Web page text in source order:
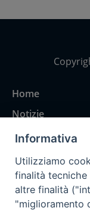
Home
Notizie
Rubriche
Chi siamo
Come abbonarsi
Contatti
Informativa
Utilizziamo
finalità tecniche
altre finalità
"miglioramento